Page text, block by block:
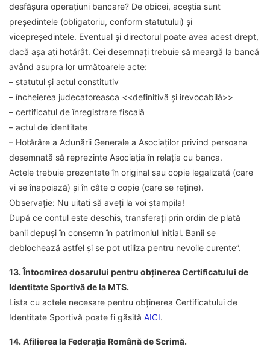
desfășura operațiuni bancare? De obicei, aceștia sunt
președintele (obligatoriu, conform statutului) și
vicepreședintele. Eventual și directorul poate avea acest drept,
dacă așa ați hotărât. Cei desemnați trebuie să meargă la bancă
având asupra lor următoarele acte:
– statutul și actul constitutiv
– încheierea judecatoreasca <<definitivă și irevocabilă>>
– certificatul de înregistrare fiscală
– actul de identitate
– Hotărâre a Adunării Generale a Asociaților privind persoana
desemnată să reprezinte Asociația în relația cu banca.
Actele trebuie prezentate în original sau copie legalizată (care
vi se înapoiază) și în câte o copie (care se reține).
Observație: Nu uitati să aveți la voi ștampila!
După ce contul este deschis, transferați prin ordin de plată
banii depuși în consemn în patrimoniul inițial. Banii se
deblochează astfel și se pot utiliza pentru nevoile curente”.
13. Întocmirea dosarului pentru obținerea Certificatului de
Identitate Sportivă de la MTS.
Lista cu actele necesare pentru obținerea Certificatului de
Identitate Sportivă poate fi găsită AICI.
14. Afilierea la Federația Română de Scrimă.